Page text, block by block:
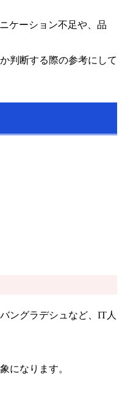
ケーション不足や、品
判断する際の参考にして
ングラデシュなど、IT人
になります。